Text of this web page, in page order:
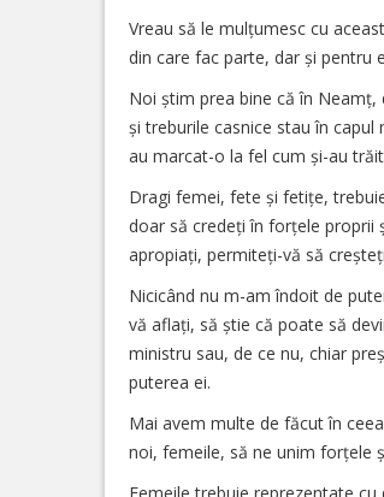
Vreau să le mulțumesc cu
din care fac parte, dar și pentru
Noi știm prea bine că în
și treburile casnice stau în
au marcat-o la fel cum și-au
Dragi femei, fete și fetițe,
doar să credeți în forțele proprii
apropiați, permiteți-vă să
Nicicând nu m-am îndoit de
vă aflați, să știe că poate să
ministru sau, de ce nu, chiar
puterea ei.
Mai avem multe de făcut în
noi, femeile, să ne unim forțele